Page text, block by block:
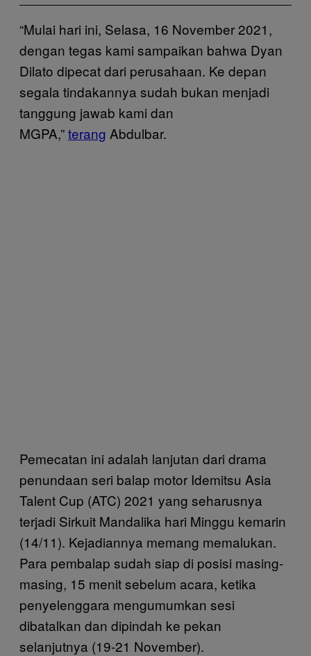
“Mulai hari ini, Selasa, 16 November 2021,
dengan tegas kami sampaikan bahwa Dyan
Dilato dipecat dari perusahaan. Ke depan
segala tindakannya sudah bukan menjadi
tanggung jawab kami dan
MGPA,”terang Abdulbar.
Pemecatan ini adalah lanjutan dari drama
penundaan seri balap motor Idemitsu Asia
Talent Cup (ATC) 2021 yang seharusnya
terjadi Sirkuit Mandalika hari Minggu kemarin
(14/11). Kejadiannya memang memalukan.
Para pembalap sudah siap di posisi masing-
masing, 15 menit sebelum acara, ketika
penyelenggara mengumumkan sesi
dibatalkan dan dipindah ke pekan
selanjutnya (19-21 November).